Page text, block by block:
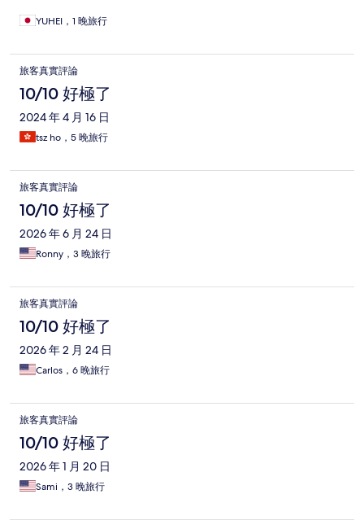
YUHEI，1 晚旅行
旅客真實評論
10/10 好極了
2024 年 4 月 16 日
tsz ho，5 晚旅行
旅客真實評論
10/10 好極了
2026 年 6 月 24 日
Ronny，3 晚旅行
旅客真實評論
10/10 好極了
2026 年 2 月 24 日
Carlos，6 晚旅行
旅客真實評論
10/10 好極了
2026 年 1 月 20 日
Sami，3 晚旅行